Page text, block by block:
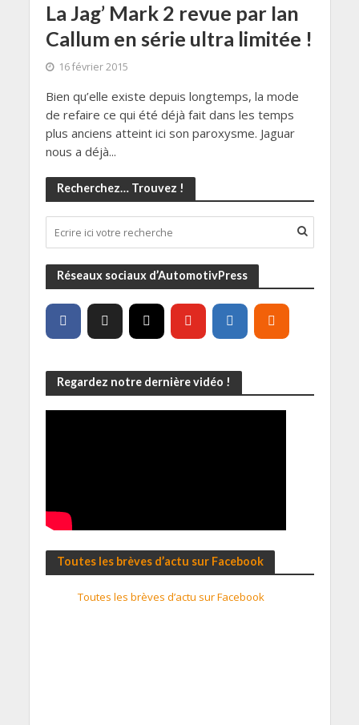
La Jag’ Mark 2 revue par Ian
Callum en série ultra limitée !
16 février 2015
Bien qu’elle existe depuis longtemps, la mode
de refaire ce qui été déjà fait dans les temps
plus anciens atteint ici son paroxysme. Jaguar
nous a déjà...
Recherchez… Trouvez !
Réseaux sociaux d’AutomotivPress
Regardez notre dernière vidéo !
Toutes les brèves d’actu sur Facebook
Toutes les brèves d’actu sur Facebook